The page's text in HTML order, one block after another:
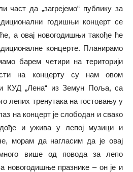
част да „загрејемо“ публику за
годишњи концерт се
а овај новогодишњи такође ће
концерте. Планирамо
барем четири на територији
на концерту су нам овом
КУД „Лена“ из Земун Поља, са
лепих тренутака на гостовању у
на концерт је слободан и свако
и ужива у лепој музици и
морам да нагласим да је овај
више од повода за лепо
новогодишње празнике – он је и